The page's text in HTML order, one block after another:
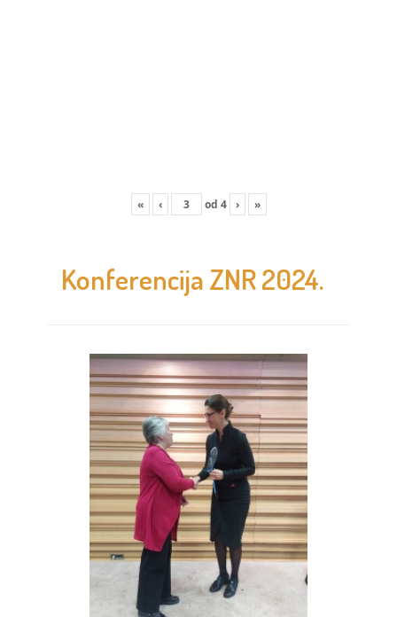
« ‹ od 4 › »
Konferencija ZNR 2024.